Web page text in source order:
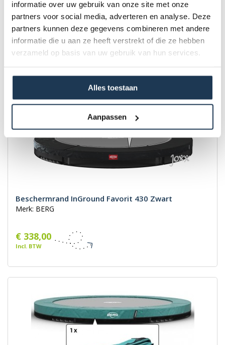
informatie over uw gebruik van onze site met onze
partners voor social media, adverteren en analyse. Deze
partners kunnen deze gegevens combineren met andere
informatie die u aan ze heeft verstrekt of die ze hebben
verzameld op basis van uw gebruik van hun services.
Alles toestaan
Aanpassen
€ 349,00
Incl. BTW
Beschermrand InGround Favorit 430 Zwart
Merk: BERG
€ 338,00
Incl. BTW